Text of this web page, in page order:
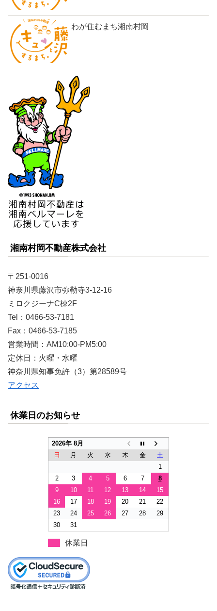
わが住むまち湘南村岡
湘南村岡不動産株式会社
〒251-0016
神奈川県藤沢市弥勒寺3-12-16
ミロクジーナC棟2F
Tel：0466-53-7181
Fax：0466-53-7185
営業時間：AM10:00-PM5:00
定休日：火曜・水曜
神奈川県知事免許（3）第28589号
アクセス
休業日のお知らせ
2026年 8月
日
月 火 水 木 金
土
1
2
3 4 5 6 7
8
9
10 11 12 13 14
15
16
17 18 19 20 21
22
23
24 25 26 27 28
29
30
31
休業日